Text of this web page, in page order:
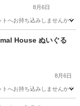
8月6日
お持ち込みしませんか？
House ぬいぐる
8月6日
お持ち込みしませんか？